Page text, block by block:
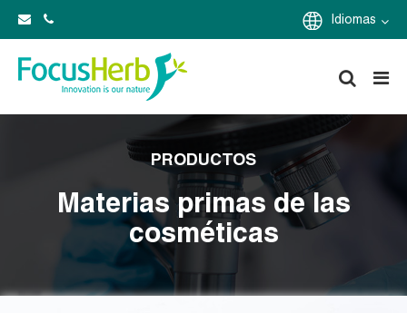
Idiomas
PRODUCTOS
Materias primas de las
cosméticas